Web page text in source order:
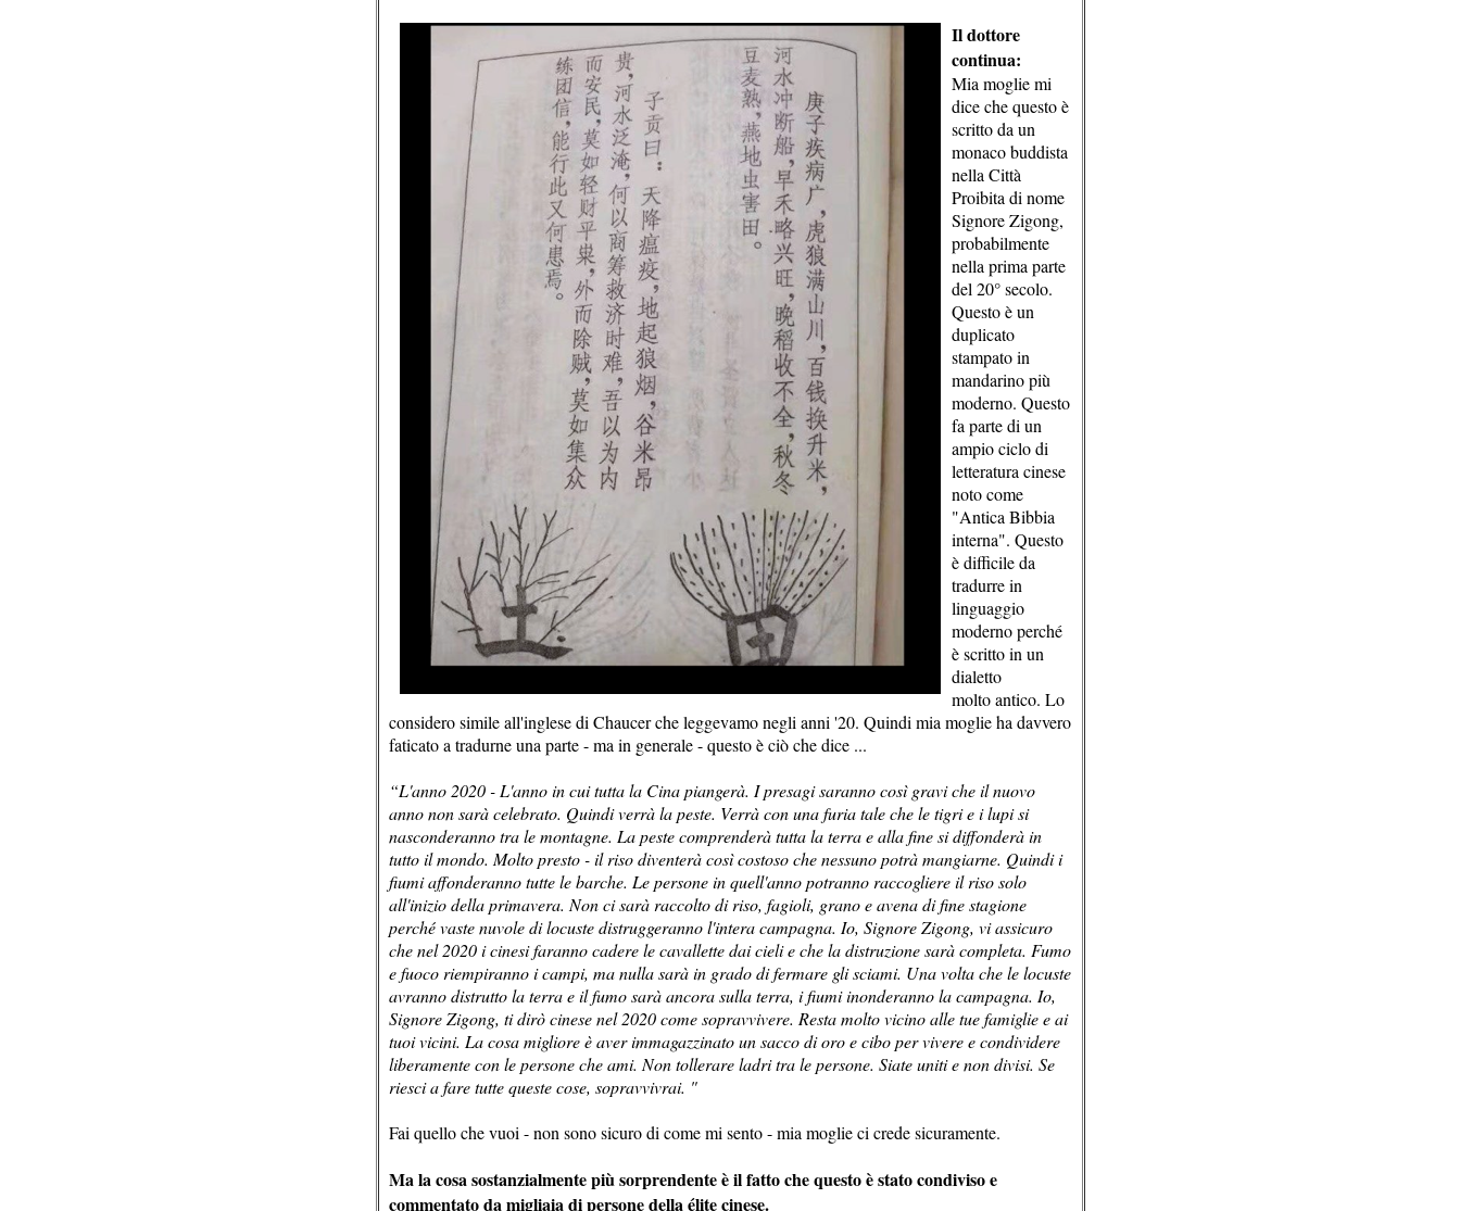
Il dottore
continua:
Mia moglie mi
dice che questo è
scritto da un
monaco buddista
nella Città
Proibita di nome
Signore Zigong,
probabilmente
nella prima parte
del 20° secolo.
Questo è un
duplicato
stampato in
mandarino più
moderno. Questo
fa parte di un
ampio ciclo di
letteratura cinese
noto come
"Antica Bibbia
interna". Questo
è difficile da
tradurre in
linguaggio
moderno perché
è scritto in un
dialetto
molto antico. Lo
considero simile all'inglese di Chaucer che leggevamo negli anni '20. Quindi mia moglie ha davvero
faticato a tradurne una parte - ma in generale - questo è ciò che dice ...
“L'anno 2020 - L'anno in cui tutta la Cina piangerà. I presagi saranno così gravi che il nuovo
anno non sarà celebrato. Quindi verrà la peste. Verrà con una furia tale che le tigri e i lupi si
nasconderanno tra le montagne. La peste comprenderà tutta la terra e alla fine si diffonderà in
tutto il mondo. Molto presto - il riso diventerà così costoso che nessuno potrà mangiarne. Quindi i
fiumi affonderanno tutte le barche. Le persone in quell'anno potranno raccogliere il riso solo
all'inizio della primavera. Non ci sarà raccolto di riso, fagioli, grano e avena di fine stagione
perché vaste nuvole di locuste distruggeranno l'intera campagna. Io, Signore Zigong, vi assicuro
che nel 2020 i cinesi faranno cadere le cavallette dai cieli e che la distruzione sarà completa. Fumo
e fuoco riempiranno i campi, ma nulla sarà in grado di fermare gli sciami. Una volta che le locuste
avranno distrutto la terra e il fumo sarà ancora sulla terra, i fiumi inonderanno la campagna. Io,
Signore Zigong, ti dirò cinese nel 2020 come sopravvivere. Resta molto vicino alle tue famiglie e ai
tuoi vicini. La cosa migliore è aver immagazzinato un sacco di oro e cibo per vivere e condividere
liberamente con le persone che ami. Non tollerare ladri tra le persone. Siate uniti e non divisi. Se
riesci a fare tutte queste cose, sopravvivrai. "
Fai quello che vuoi - non sono sicuro di come mi sento - mia moglie ci crede sicuramente.
Ma la cosa sostanzialmente più sorprendente è il fatto che questo è stato condiviso e
commentato da migliaia di persone della élite cinese.